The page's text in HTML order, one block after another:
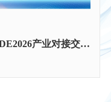
人工智能时代数字金融前沿 | CCDE2026产业对接交流会